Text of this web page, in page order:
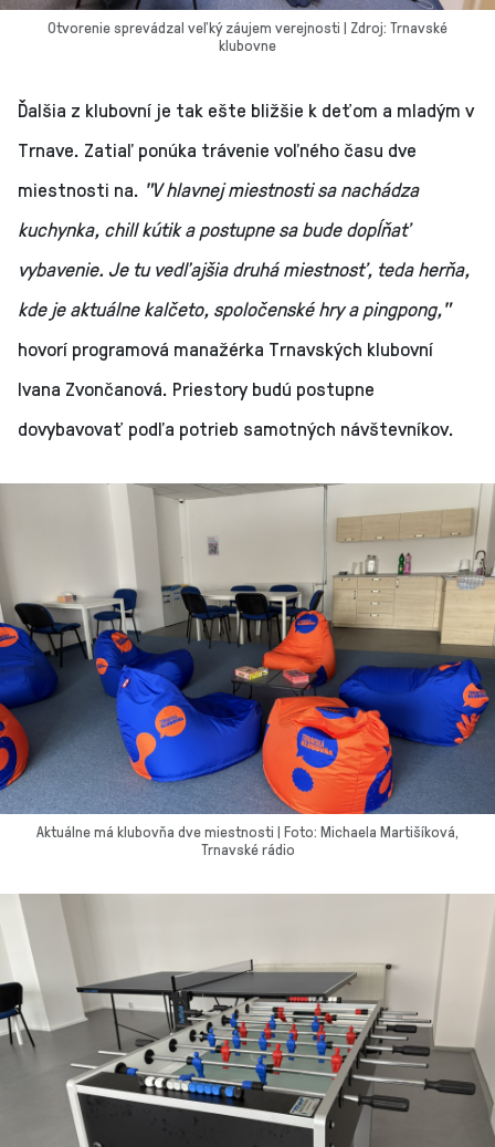
Otvorenie sprevádzal veľký záujem verejnosti | Zdroj: Trnavské
klubovne
Ďalšia z klubovní je tak ešte bližšie k deťom a mladým v
Trnave. Zatiaľ ponúka trávenie voľného času dve
miestnosti na. "V hlavnej miestnosti sa nachádza
kuchynka, chill kútik a postupne sa bude dopĺňať
vybavenie. Je tu vedľajšia druhá miestnosť, teda herňa,
kde je aktuálne kalčeto, spoločenské hry a pingpong,"
hovorí programová manažérka Trnavských klubovní
Ivana Zvončanová. Priestory budú postupne
dovybavovať podľa potrieb samotných návštevníkov.
Aktuálne má klubovňa dve miestnosti | Foto: Michaela Martišíková,
Trnavské rádio